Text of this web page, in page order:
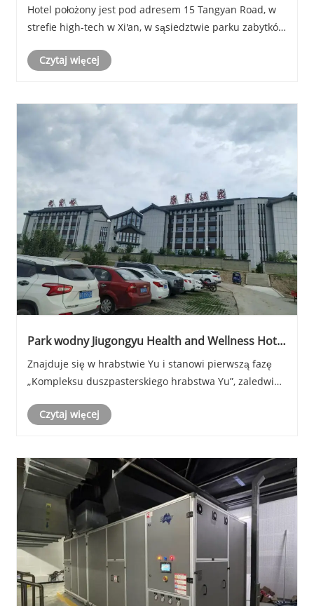
Xi'an)
Hotel położony jest pod adresem 15 Tangyan Road, w
strefie high-tech w Xi'an, w sąsiedztwie parku zabytków
urządzonych w różnych stylach.
Czytaj więcej
Park wodny Jiugongyu Health and Wellness Hot
Znajduje się w hrabstwie Yu i stanowi pierwszą fazę
„Kompleksu duszpasterskiego hrabstwa Yu”, zaledwie
Yu County. Park wodny o powierzchni ponad 12 000
Czytaj więcej